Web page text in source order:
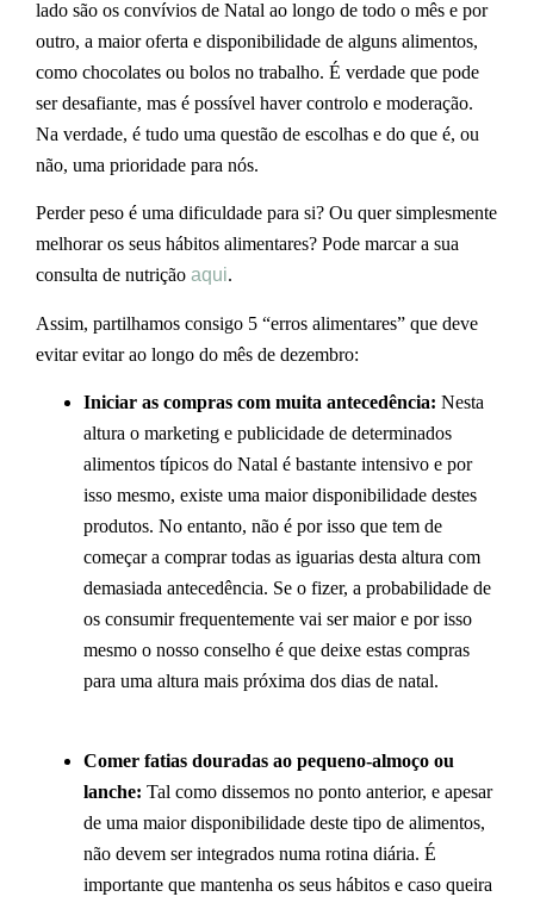
lado são os convívios de Natal ao longo de todo o mês e por
outro, a maior oferta e disponibilidade de alguns alimentos,
como chocolates ou bolos no trabalho. É verdade que pode
ser desafiante, mas é possível haver controlo e moderação.
Na verdade, é tudo uma questão de escolhas e do que é, ou
não, uma prioridade para nós.
Perder peso é uma dificuldade para si? Ou quer simplesmente
melhorar os seus hábitos alimentares? Pode marcar a sua
consulta de nutrição aqui.
Assim, partilhamos consigo 5 “erros alimentares” que deve
evitar evitar ao longo do mês de dezembro:
Iniciar as compras com muita antecedência: Nesta
altura o marketing e publicidade de determinados
alimentos típicos do Natal é bastante intensivo e por
isso mesmo, existe uma maior disponibilidade destes
produtos. No entanto, não é por isso que tem de
começar a comprar todas as iguarias desta altura com
demasiada antecedência. Se o fizer, a probabilidade de
os consumir frequentemente vai ser maior e por isso
mesmo o nosso conselho é que deixe estas compras
para uma altura mais próxima dos dias de natal.
Comer fatias douradas ao pequeno-almoço ou
lanche: Tal como dissemos no ponto anterior, e apesar
de uma maior disponibilidade deste tipo de alimentos,
não devem ser integrados numa rotina diária. É
importante que mantenha os seus hábitos e caso queira